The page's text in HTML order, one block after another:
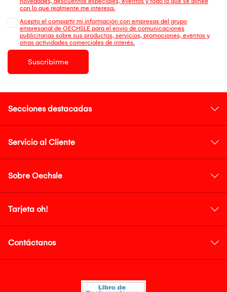
con lo que realmente me interesa.
Acepto el compartir mi información con empresas del grupo
empresarial de OECHSLE para el envío de comunicaciones
publicitarias sobre sus productos, servicios, promociones, eventos y
otras actividades comerciales de interés.
Suscribirme
Secciones destacadas
Servicio al Cliente
Sobre Oechsle
Tarjeta oh!
Contáctanos